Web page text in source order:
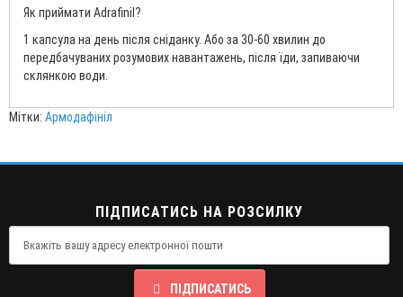
Як приймати Adrafinil?
1 капсула на день після сніданку. Або за 30-60 хвилин до
передбачуваних розумових навантажень, після їди, запиваючи
склянкою води.
Мітки: Армодафініл
ПІДПИСАТИСЬ НА РОЗСИЛКУ
ПІДПИСАТИСЬ